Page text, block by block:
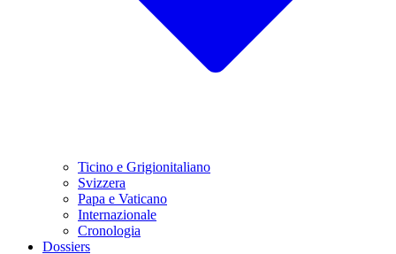
Ticino e Grigionitaliano
Svizzera
Papa e Vaticano
Internazionale
Cronologia
Dossiers